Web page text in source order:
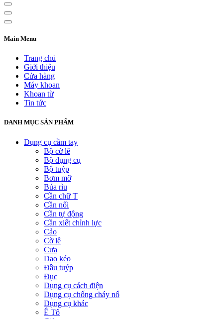
Main Menu
Trang chủ
Giới thiệu
Cửa hàng
Máy khoan
Khoan từ
Tin tức
DANH MỤC SẢN PHẨM
Dụng cụ cầm tay
Bộ cờ lê
Bộ dụng cụ
Bộ tuýp
Bơm mỡ
Búa rìu
Cần chữ T
Cần nối
Cần tự động
Cần xiết chỉnh lực
Cảo
Cờ lê
Cưa
Dao kéo
Đầu tuýp
Đục
Dụng cụ cách điện
Dụng cụ chống cháy nổ
Dụng cụ khác
Ê Tô